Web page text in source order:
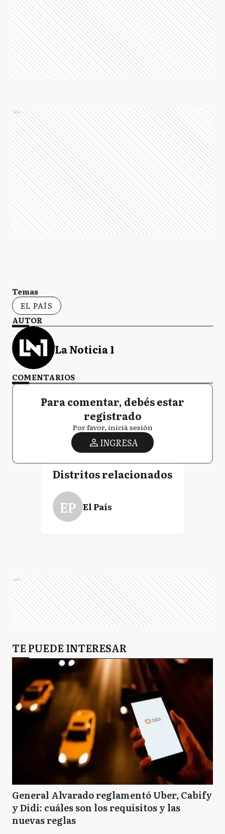
Ads
Temas
EL PAÍS
AUTOR
La Noticia 1
COMENTARIOS
Para comentar, debés estar
registrado
Por favor, iniciá sesión
INGRESA
Distritos relacionados
EP El País
Ads
TE PUEDE INTERESAR
General Alvarado reglamentó Uber, Cabify
y Didi: cuáles son los requisitos y las
nuevas reglas